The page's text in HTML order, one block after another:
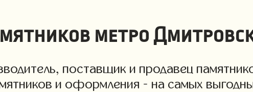
метро
поставщик и продавец
и оформления - на самых